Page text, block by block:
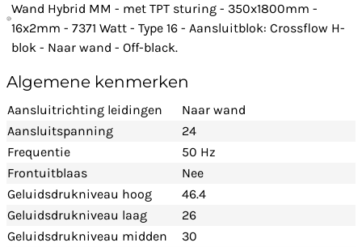
Wand Hybrid MM - met TPT sturing - 350x1800mm -
16x2mm - 7371 Watt - Type 16 - Aansluitblok: Crossflow H-
blok - Naar wand - Off-black.
Algemene kenmerken
Aansluitrichting leidingen
Naar wand
Aansluitspanning
24
Frequentie
50 Hz
Frontuitblaas
Nee
Geluidsdrukniveau hoog
46.4
Geluidsdrukniveau laag
26
Geluidsdrukniveau midden
30